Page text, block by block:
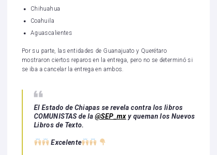
Chihuahua
Coahuila
Aguascalientes
Por su parte, las entidades de Guanajuato y Querétaro
mostraron ciertos reparos en la entrega, pero no se determinó si
se iba a cancelar la entrega en ambos.
El Estado de Chiapas se revela contra los libros
COMUNISTAS de la@SEP_mx y queman los Nuevos
Libros de Texto.
Excelente